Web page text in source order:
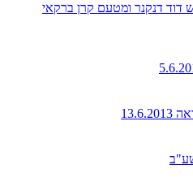
דנקנר ומטעם קרן ברקאי